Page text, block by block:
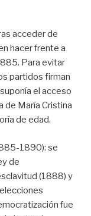
acceder de
hacer frente a
Para evitar
partidos firman
el acceso
de María Cristina
de edad.
1890): se
de
(1888) y
fue